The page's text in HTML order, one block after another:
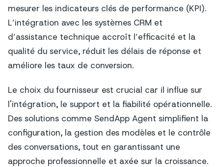
mesurer les indicateurs clés de performance (KPI).
L’intégration avec les systèmes CRM et
d’assistance technique accroît l’efficacité et la
qualité du service, réduit les délais de réponse et
améliore les taux de conversion.
Le choix du fournisseur est crucial car il influe sur
l'intégration, le support et la fiabilité opérationnelle.
Des solutions comme SendApp Agent simplifient la
configuration, la gestion des modèles et le contrôle
des conversations, tout en garantissant une
approche professionnelle et axée sur la croissance.